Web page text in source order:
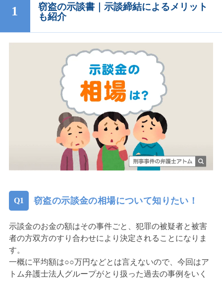
窃盗の示談書｜示談締結によるメリット
も紹介
窃盗の示談金の相場について知りたい！
示談金のお金の額はその事件ごと、犯罪の被疑者と被害
者の方双方のすり合わせにより決定されることになりま
す。
一概に平均額は○○万円などとは言えないので、今回はア
トム弁護士法人グループがとり扱った過去の事例をいく